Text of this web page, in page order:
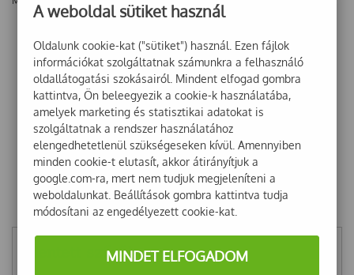
Mentett szűrők
A weboldal sütiket használ
Oldalunk cookie-kat ("sütiket") használ. Ezen fájlok
információkat szolgáltatnak számunkra a felhasználó
oldallátogatási szokásairól. Mindent elfogad gombra
kattintva, Ön beleegyezik a cookie-k használatába,
amelyek marketing és statisztikai adatokat is
szolgáltatnak a rendszer használatához
elengedhetetlenül szükségeseken kívül. Amennyiben
minden cookie-t elutasít, akkor átirányítjuk a
google.com-ra, mert nem tudjuk megjeleníteni a
weboldalunkat. Beállítások gombra kattintva tudja
módosítani az engedélyezett cookie-kat.
MINDET ELFOGADOM